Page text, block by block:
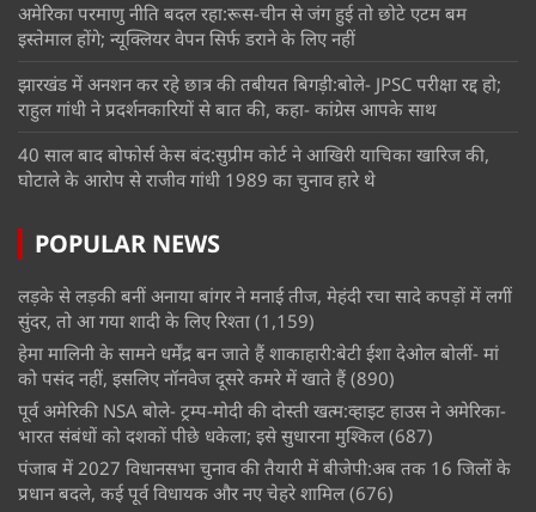
अमेरिका परमाणु नीति बदल रहा:रूस-चीन से जंग हुई तो छोटे एटम बम
इस्तेमाल होंगे; न्यूक्लियर वेपन सिर्फ डराने के लिए नहीं
झारखंड में अनशन कर रहे छात्र की तबीयत बिगड़ी:बोले- JPSC परीक्षा रद्द हो;
राहुल गांधी ने प्रदर्शनकारियों से बात की, कहा- कांग्रेस आपके साथ
40 साल बाद बोफोर्स केस बंद:सुप्रीम कोर्ट ने आखिरी याचिका खारिज की,
घोटाले के आरोप से राजीव गांधी 1989 का चुनाव हारे थे
POPULAR NEWS
लड़के से लड़की बनीं अनाया बांगर ने मनाई तीज, मेहंदी रचा सादे कपड़ों में लगीं
सुंदर, तो आ गया शादी के लिए रिश्ता (1,159)
हेमा मालिनी के सामने धर्मेंद्र बन जाते हैं शाकाहारी:बेटी ईशा देओल बोलीं- मां
को पसंद नहीं, इसलिए नॉनवेज दूसरे कमरे में खाते हैं (890)
पूर्व अमेरिकी NSA बोले- ट्रम्प-मोदी की दोस्ती खत्म:व्हाइट हाउस ने अमेरिका-
भारत संबंधों को दशकों पीछे धकेला; इसे सुधारना मुश्किल (687)
पंजाब में 2027 विधानसभा चुनाव की तैयारी में बीजेपी:अब तक 16 जिलों के
प्रधान बदले, कई पूर्व विधायक और नए चेहरे शामिल (676)